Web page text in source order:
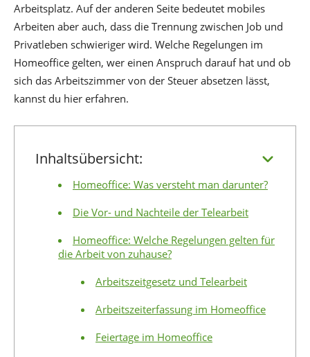
Arbeitsplatz. Auf der anderen Seite bedeutet mobiles
Arbeiten aber auch, dass die Trennung zwischen Job und
Privatleben schwieriger wird. Welche Regelungen im
Homeoffice gelten, wer einen Anspruch darauf hat und ob
sich das Arbeitszimmer von der Steuer absetzen lässt,
kannst du hier erfahren.
Inhaltsübersicht:
Homeoffice: Was versteht man darunter?
Die Vor- und Nachteile der Telearbeit
Homeoffice: Welche Regelungen gelten für
die Arbeit von zuhause?
Arbeitszeitgesetz und Telearbeit
Arbeitszeiterfassung im Homeoffice
Feiertage im Homeoffice